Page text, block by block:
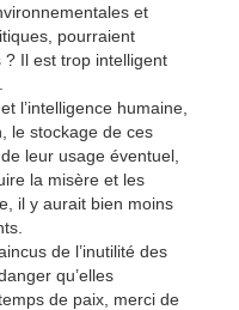
et
pourraient
Il est trop intelligent
l’intelligence humaine,
le stockage de ces
leur usage éventuel,
la misère et les
il y aurait bien moins
de l’inutilité des
qu’elles
de paix, merci de